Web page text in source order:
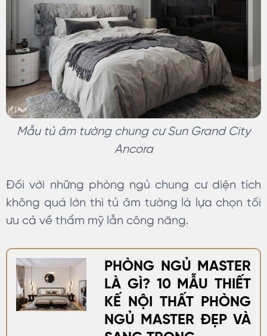
Mẫu tủ âm tường chung cư Sun Grand City
Ancora
Đối với những phòng ngủ chung cư diện tích
không quá lớn thì tủ âm tường là lựa chọn tối
ưu cả về thẩm mỹ lẫn công năng.
PHÒNG NGỦ MASTER
LÀ GÌ? 10 MẪU THIẾT
KẾ NỘI THẤT PHÒNG
NGỦ MASTER ĐẸP VÀ